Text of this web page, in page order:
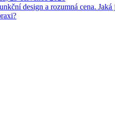
design a rozumná cena. Jaká